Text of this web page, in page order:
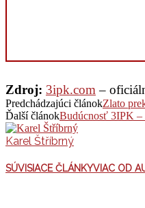
Zdroj: 3ipk.com –
Predchádzajúci článokZlato
Ďalší článokBudúcnosť 3IPK –
Karel Štříbrný
SÚVISIACE ČLÁNKYVIAC OD